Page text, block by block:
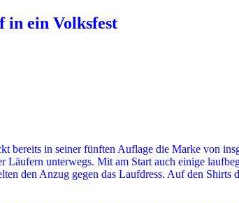
in ein Volksfest
bereits in seiner fünften Auflage die Marke von
Läufern unterwegs. Mit am Start auch einige
den Anzug gegen das Laufdress. Auf den Shirts